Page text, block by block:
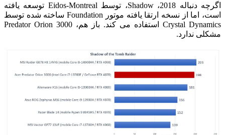
اگرچه دنباله 2018، Shadow، توسط Eidos-Montreal توسعه یافته
است، اما از نسخه ارتقا یافته موتور Foundation ساخته شده توسط
Crystal Dynamics استفاده می کند. باز هم، Predator Orion 3000
مشکلی ندارد.